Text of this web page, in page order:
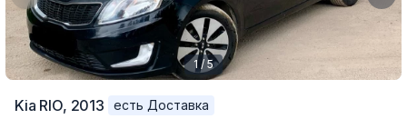
1 / 5
Kia RIO, 2013
есть Доставка